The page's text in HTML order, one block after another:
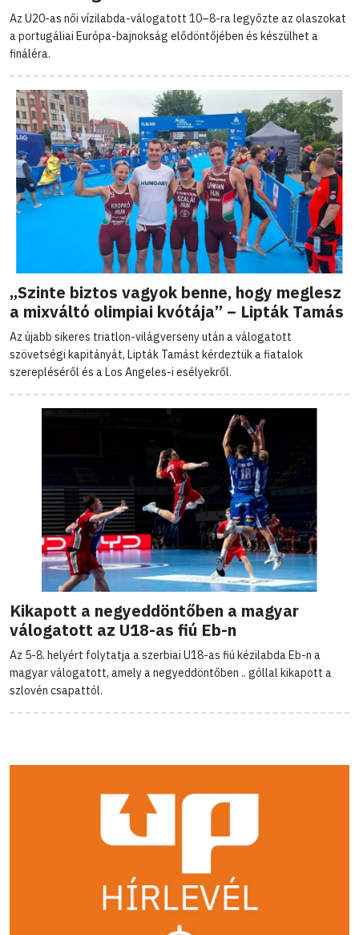
Az U20-as női vízilabda-válogatott 10–8-ra legyőzte az olaszokat
a portugáliai Európa-bajnokság elődöntőjében és készülhet a
fináléra.
„Szinte biztos vagyok benne, hogy meglesz
a mixváltó olimpiai kvótája” – Lipták Tamás
Az újabb sikeres triatlon-világverseny után a válogatott
szövetségi kapitányát, Lipták Tamást kérdeztük a fiatalok
szerepléséről és a Los Angeles-i esélyekről.
Kikapott a negyeddöntőben a magyar
válogatott az U18-as fiú Eb-n
Az 5-8. helyért folytatja a szerbiai U18-as fiú kézilabda Eb-n a
magyar válogatott, amely a negyeddöntőben .. góllal kikapott a
szlovén csapattól.